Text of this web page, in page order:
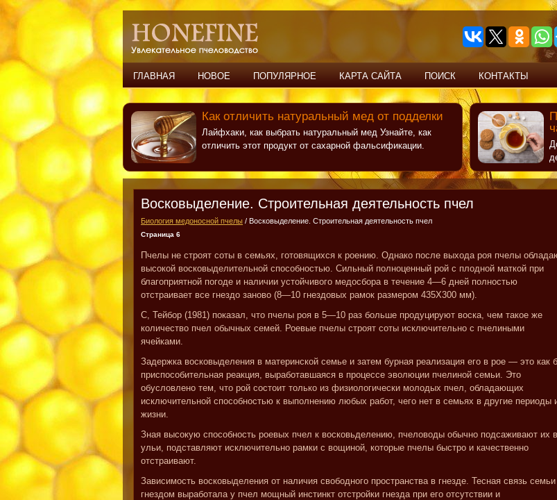
ГЛАВНАЯ НОВОЕ ПОПУЛЯРНОЕ КАРТА САЙТА ПОИСК КОНТАКТЫ
Как отличить натуральный мед от подделки
Лайфхаки, как выбрать натуральный мед Узнайте, как
отличить этот продукт от сахарной фальсификации.
Восковыделение. Строительная деятельность пчел
Биология медоносной пчелы / Восковыделение. Строительная деятельность пчел
Страница 6
Пчелы не строят соты в семьях, готовящихся к роению. Однако после выхода роя пчелы
высокой восковыделительной способностью. Сильный полноценный рой с плодной маткой при
благоприятной погоде и наличии устойчивого медосбора в течение 4—6 дней полностью
отстраивает все гнездо заново (8—10 гнездовых рамок размером 435X300 мм).
С, Тейбор (1981) показал, что пчелы роя в 5—10 раз больше продуцируют воска, чем такое же
количество пчел обычных семей. Роевые пчелы строят соты исключительно с пчелиными
ячейками.
Задержка восковыделения в материнской семье и затем бурная реализация его в рое — это как
приспособительная реакция, выработавшаяся в процессе эволюции пчелиной семьи. Это
обусловлено тем, что рой состоит только из физиологически молодых пчел, обладающих
исключительной способностью к выполнению любых работ, чего нет в семьях в другие периоды
жизни.
Зная высокую способность роевых пчел к восковьделению, пчеловоды обычно подсаживают их в
ульи, подставляют исключительно рамки с вощиной, которые пчелы быстро и качественно
отстраивают.
Зависимость восковыделения от наличия свободного пространства в гнезде. Тесная связь семьи
гнездом выработала у пчел мощный инстинкт отстройки гнезда при его отсутствии и